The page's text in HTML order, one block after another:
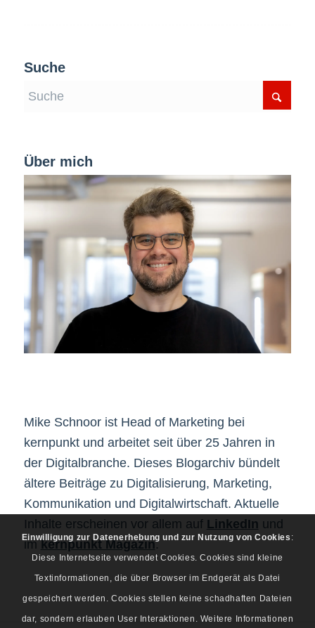
Suche
Über mich
Mike Schnoor ist Head of Marketing bei
kernpunkt und arbeitet seit über 25 Jahren in
der Digitalbranche. Dieses Blogarchiv bündelt
ältere Beiträge zu Digitalisierung, Marketing,
Kommunikation und Digitalwirtschaft. Aktuelle
Inhalte erscheinen vor allem auf LinkedIn und
imkernpunkt Magazin.
Einwilligung zur Datenerhebung und zur Nutzung von Cookies :
Diese Internetseite verwendet Cookies. Cookies sind kleine
Textinformationen, die über Browser im Endgerät als Datei
gespeichert werden. Cookies stellen keine schadhaften Dateien
dar, sondern erlauben User Interaktionen. Weitere Informationen